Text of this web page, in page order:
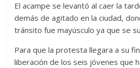
El acampe se levantó al caer la
demás de agitado en la ciudad,
tránsito fue mayúsculo ya que se
Para que la protesta llegara a su
liberación de los seis jóvenes que